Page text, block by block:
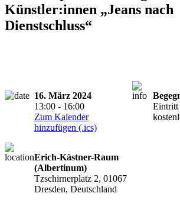
Künstler:innen „Jeans nach
Dienstschluss“
16. März 2024
13:00 - 16:00
Zum Kalender
hinzufügen (.ics)
Erich-Kästner-Raum
(Albertinum)
Tzschirnerplatz 2, 01067
Dresden, Deutschland
Eintritt